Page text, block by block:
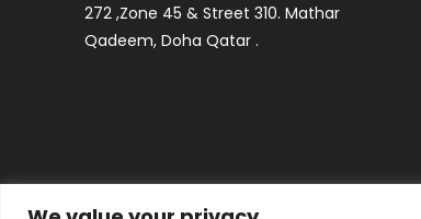
272 ,Zone 45 & Street 310. Mathar
Qadeem, Doha Qatar .